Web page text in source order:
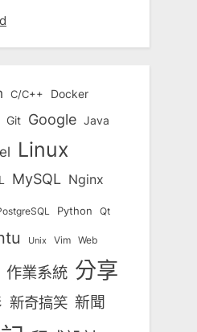
C/C++ Docker
Git Google Java
Linux
MySQL Nginx
Python Qt
Unix Vim Web
作業系統 分享
新奇搞笑 新聞